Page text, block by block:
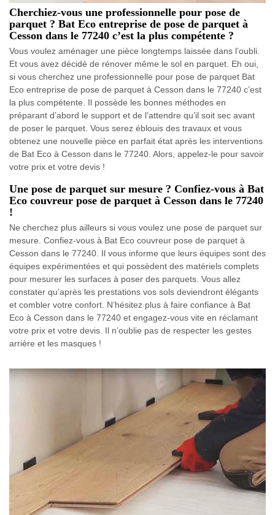
Cherchiez-vous une professionnelle pour pose de
parquet ? Bat Eco entreprise de pose de parquet à
Cesson dans le 77240 c’est la plus compétente ?
Vous voulez aménager une pièce longtemps laissée dans l’oubli.
Et vous avez décidé de rénover même le sol en parquet. Eh oui,
si vous cherchez une professionnelle pour pose de parquet Bat
Eco entreprise de pose de parquet à Cesson dans le 77240 c’est
la plus compétente. Il possède les bonnes méthodes en
préparant d’abord le support et de l’attendre qu’il soit sec avant
de poser le parquet. Vous serez éblouis des travaux et vous
obtenez une nouvelle pièce en parfait état après les interventions
de Bat Eco à Cesson dans le 77240. Alors, appelez-le pour savoir
votre prix et votre devis !
Une pose de parquet sur mesure ? Confiez-vous à Bat
Eco couvreur pose de parquet à Cesson dans le 77240
!
Ne cherchez plus ailleurs si vous voulez une pose de parquet sur
mesure. Confiez-vous à Bat Eco couvreur pose de parquet à
Cesson dans le 77240. Il vous informe que leurs équipes sont des
équipes expérimentées et qui possèdent des matériels complets
pour mesurer les surfaces à poser des parquets. Vous allez
constater qu’après les prestations vos sols deviendront élégants
et combler votre confort. N’hésitez plus à faire confiance à Bat
Eco à Cesson dans le 77240 et engagez-vous vite en réclamant
votre prix et votre devis. Il n’oublie pas de respecter les gestes
arrière et les masques !